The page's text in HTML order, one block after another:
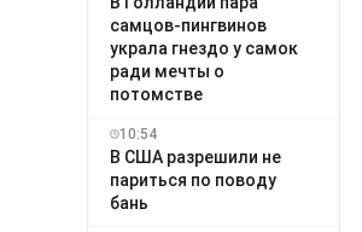
самцов-пингвинов
украла гнездо у самок
ради мечты о
потомстве
10:54
В США разрешили не
париться по поводу
бань